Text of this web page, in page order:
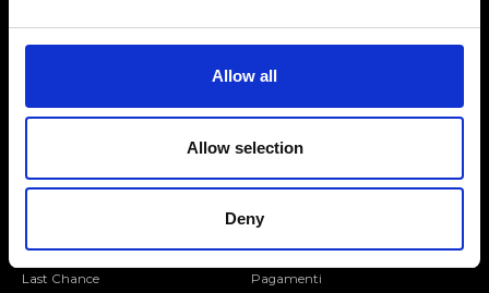
Allow all
Allow selection
Deny
Entra nella Community
Mondo Ripani
Last Chance Pagamenti